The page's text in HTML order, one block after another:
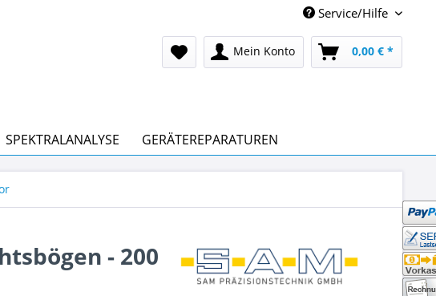
Service/Hilfe
Mein Konto 0,00 € *
SPEKTRALANALYSE GERÄTEREPARATUREN
- 200